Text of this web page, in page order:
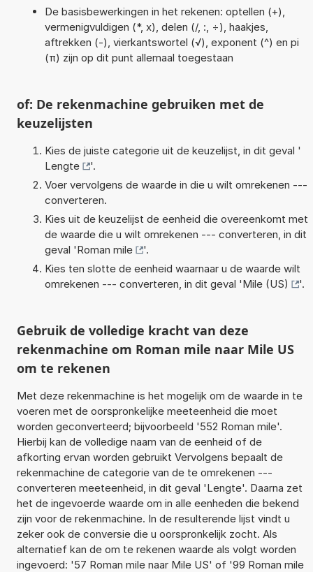
De basisbewerkingen in het rekenen: optellen (+),
vermenigvuldigen (*, x), delen (/, :, ÷), haakjes,
aftrekken (-), vierkantswortel (√), exponent (^) en pi
(π) zijn op dit punt allemaal toegestaan
of: De rekenmachine gebruiken met de
keuzelijsten
Kies de juiste categorie uit de keuzelijst, in dit geval '
Lengte
'.
Voer vervolgens de waarde in die u wilt omrekenen ---
converteren.
Kies uit de keuzelijst de eenheid die overeenkomt met
de waarde die u wilt omrekenen --- converteren, in dit
geval 'Roman mile
'.
Kies ten slotte de eenheid waarnaar u de waarde wilt
omrekenen --- converteren, in dit geval 'Mile (US) '.
Gebruik de volledige kracht van deze
rekenmachine om Roman mile naar Mile US
om te rekenen
Met deze rekenmachine is het mogelijk om de waarde in te
voeren met de oorspronkelijke meeteenheid die moet
worden geconverteerd; bijvoorbeeld '552 Roman mile'.
Hierbij kan de volledige naam van de eenheid of de
afkorting ervan worden gebruikt Vervolgens bepaalt de
rekenmachine de categorie van de te omrekenen ---
converteren meeteenheid, in dit geval 'Lengte'. Daarna zet
het de ingevoerde waarde om in alle eenheden die bekend
zijn voor de rekenmachine. In de resulterende lijst vindt u
zeker ook de conversie die u oorspronkelijk zocht. Als
alternatief kan de om te rekenen waarde als volgt worden
ingevoerd: '57 Roman mile naar Mile US' of '99 Roman mile